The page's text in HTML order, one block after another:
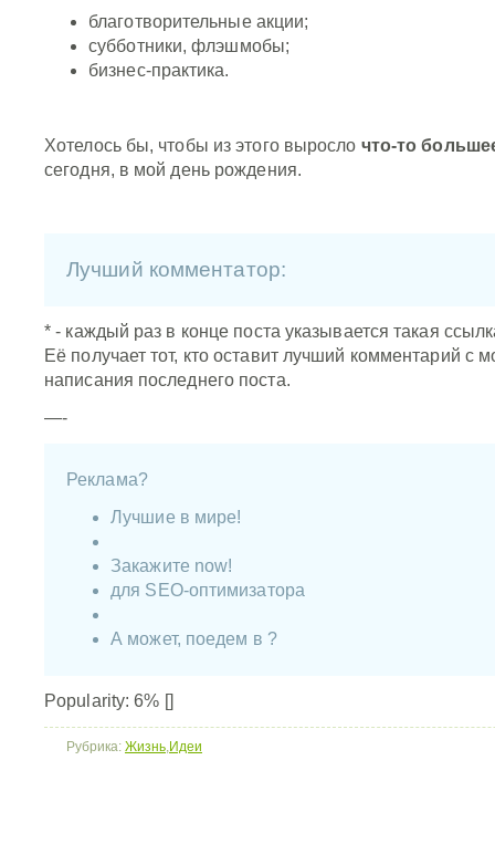
благотворительные акции;
субботники, флэшмобы;
бизнес-практика.
Хотелось бы, чтобы из этого выросло что-то
сегодня, в мой день рождения.
Лучший комментатор:
* - каждый раз в конце поста указывается такая
Её получает тот, кто оставит лучший комментарий с
написания последнего поста.
—-
Реклама?
Лучшие в мире!
Закажите now!
для SEO-оптимизатора
А может, поедем в ?
Popularity: 6% []
Рубрика: Жизнь,Идеи